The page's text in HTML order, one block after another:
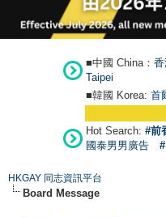
■中國 China：
Taipei
■韓國 Korea: 首
Hot Search: #前
國泰男男廣告
HKGAY 同志資訊平台
Board Message